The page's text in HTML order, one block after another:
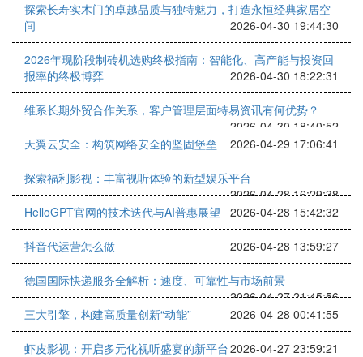
探索长寿实木门的卓越品质与独特魅力，打造永恒经典家居空
间
2026-04-30 19:44:30
2026年现阶段制砖机选购终极指南：智能化、高产能与投资回
报率的终极博弈
2026-04-30 18:22:31
维系长期外贸合作关系，客户管理层面特易资讯有何优势？
2026-04-30 18:40:52
天翼云安全：构筑网络安全的坚固堡垒
2026-04-29 17:06:41
探索福利影视：丰富视听体验的新型娱乐平台
2026-04-28 16:29:38
HelloGPT官网的技术迭代与AI普惠展望
2026-04-28 15:42:32
抖音代运营怎么做 2026-04-28 13:59:27
德国国际快递服务全解析：速度、可靠性与市场前景
2026-04-27 21:45:56
三大引擎，构建高质量创新“动能”
2026-04-28 00:41:55
虾皮影视：开启多元化视听盛宴的新平台2026-04-27 23:59:21